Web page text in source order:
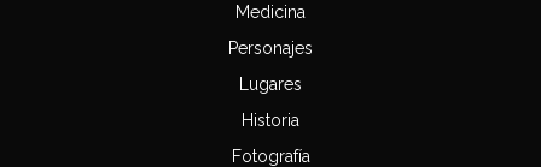
Medicina
Personajes
Lugares
Historia
Fotografía